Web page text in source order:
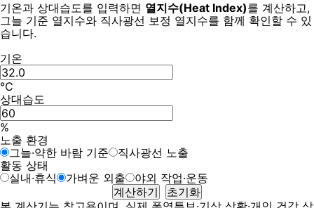
기온과 상대습도를 입력하면 열지수(Heat Index)를 계산하고,
그늘 기준 열지수와 직사광선 보정 열지수를 함께 확인할 수 있
습니다.
기온
℃
상대습도
%
노출 환경
그늘·약한 바람 기준
직사광선 노출
활동 상태
실내·휴식
가벼운 외출
야외 작업·운동
계산하기
초기화